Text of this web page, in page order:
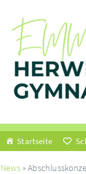
Startseite
News»